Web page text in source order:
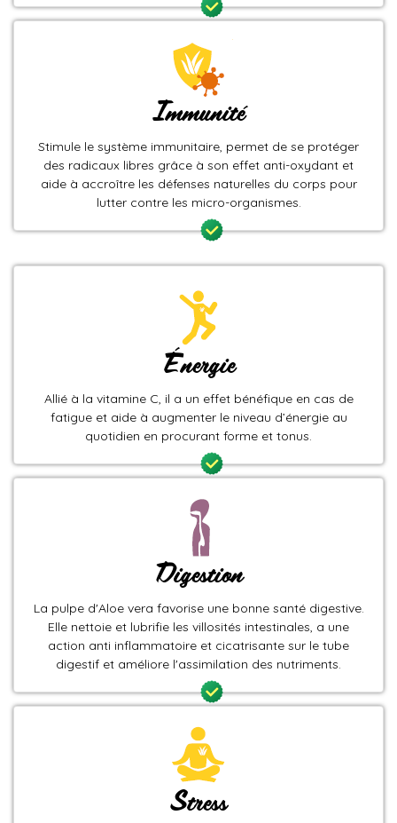
Immunité
Stimule le système immunitaire, permet de se protéger
des radicaux libres grâce à son effet anti-oxydant et
aide à accroître les défenses naturelles du corps pour
lutter contre les micro-organismes.
Énergie
Allié à la vitamine C, il a un effet bénéfique en cas de
fatigue et aide à augmenter le niveau d’énergie au
quotidien en procurant forme et tonus.
Digestion
La pulpe d'Aloe vera favorise une bonne santé digestive.
Elle nettoie et lubrifie les villosités intestinales, a une
action anti inflammatoire et cicatrisante sur le tube
digestif et améliore l'assimilation des nutriments.
Stress